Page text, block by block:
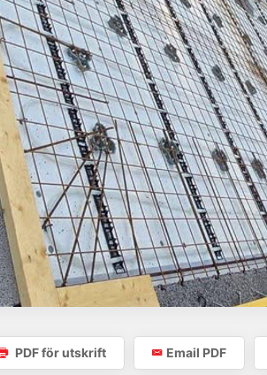
PDF för utskrift Email PDF